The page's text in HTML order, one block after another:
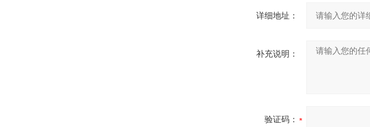
详细地址：
补充说明：
验证码：